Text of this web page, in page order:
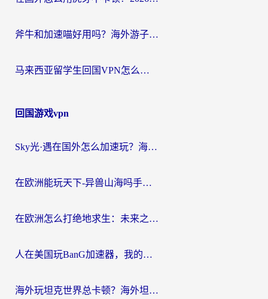
斧牛和加速喵好用吗？海外游子的真实选择困境
马来西亚留学生回国VPN怎么选？3个避坑点+1款实测好用的加速器推荐
回国游戏vpn
Sky光·遇在国外怎么加速玩？海外党亲测有效的国服游戏加速指南
在欧洲能玩天下-异兽山海吗手游？海外玩家的加速器生存指南
在欧洲怎么打绝地求生：未来之役不卡？留学生亲测的加速器避坑指南
人在美国玩BanG加速器，我的延迟终于绿了
海外玩坦克世界总卡顿？海外坦克世界加速器有哪些？实测好用的选择在这里